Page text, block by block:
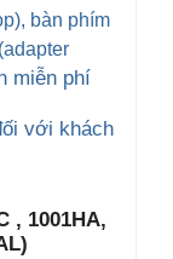
bàn phím
miễn phí
với khách
, 1001HA,